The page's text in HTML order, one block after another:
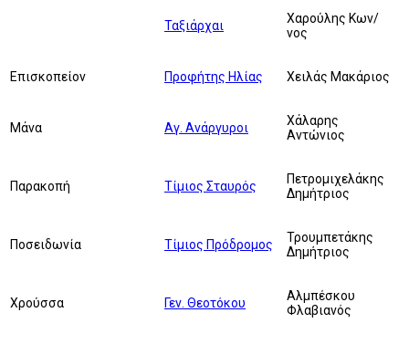
Ταξιάρχαι
Χαρούλης Κων/
νος
Επισκοπείον Προφήτης Ηλίας Χειλάς Μακάριος
Μάνα Αγ. Ανάργυροι
Χάλαρης
Αντώνιος
Παρακοπή Τίμιος Σταυρός
Πετρομιχελάκης
Δημήτριος
Ποσειδωνία Τίμιος Πρόδρομος
Τρουμπετάκης
Δημήτριος
Χρούσσα Γεν. Θεοτόκου
Αλμπέσκου
Φλαβιανός